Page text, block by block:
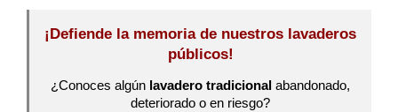
¡Defiende la memoria de nuestros lavaderos
públicos!
¿Conoces algún lavadero tradicional abandonado,
deteriorado o en riesgo?